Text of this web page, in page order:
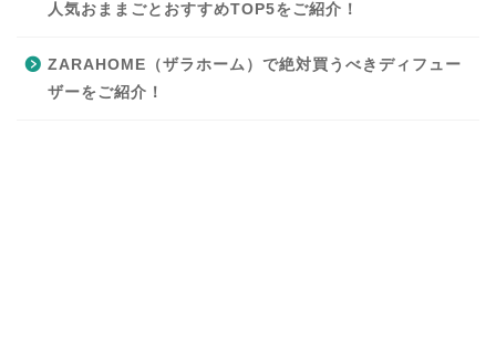
人気おままごとおすすめTOP5をご紹介！
ZARAHOME（ザラホーム）で絶対買うべきディフュー
ザーをご紹介！